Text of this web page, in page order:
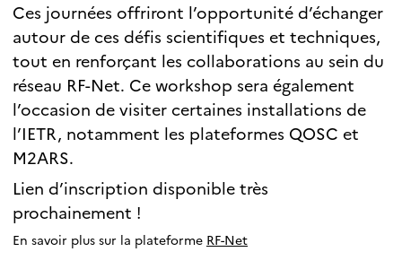
Ces journées offriront l’opportunité d’échanger
autour de ces défis scientifiques et techniques,
tout en renforçant les collaborations au sein du
réseau RF-Net. Ce workshop sera également
l’occasion de visiter certaines installations de
l’IETR, notamment les plateformes QOSC et
M2ARS.
Lien d’inscription disponible très
prochainement !
En savoir plus sur la plateforme RF-Net